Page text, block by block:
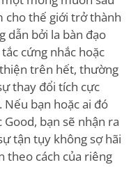
cho thế giới trở thành
dẫn bởi la bàn đạo
cứng nhắc hoặc
trên hết, thường
thay đổi tích cực
bạn hoặc ai đó
bạn sẽ nhận ra
tận tụy không sợ hãi
theo cách của riêng